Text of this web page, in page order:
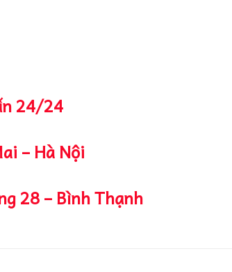
24/24
– Hà Nội
28 – Bình Thạnh